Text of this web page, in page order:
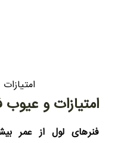
امتیازات و عیوب
فنرهای لول از عمر